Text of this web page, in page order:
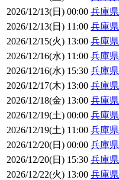
2026/12/13(日) 00:00 兵庫県
2026/12/13(日) 11:00 兵庫県
2026/12/15(火) 13:00 兵庫県
2026/12/16(水) 11:00 兵庫県
2026/12/16(水) 15:30 兵庫県
2026/12/17(木) 13:00 兵庫県
2026/12/18(金) 13:00 兵庫県
2026/12/19(土) 00:00 兵庫県
2026/12/19(土) 11:00 兵庫県
2026/12/20(日) 00:00 兵庫県
2026/12/20(日) 15:30 兵庫県
2026/12/22(火) 13:00 兵庫県